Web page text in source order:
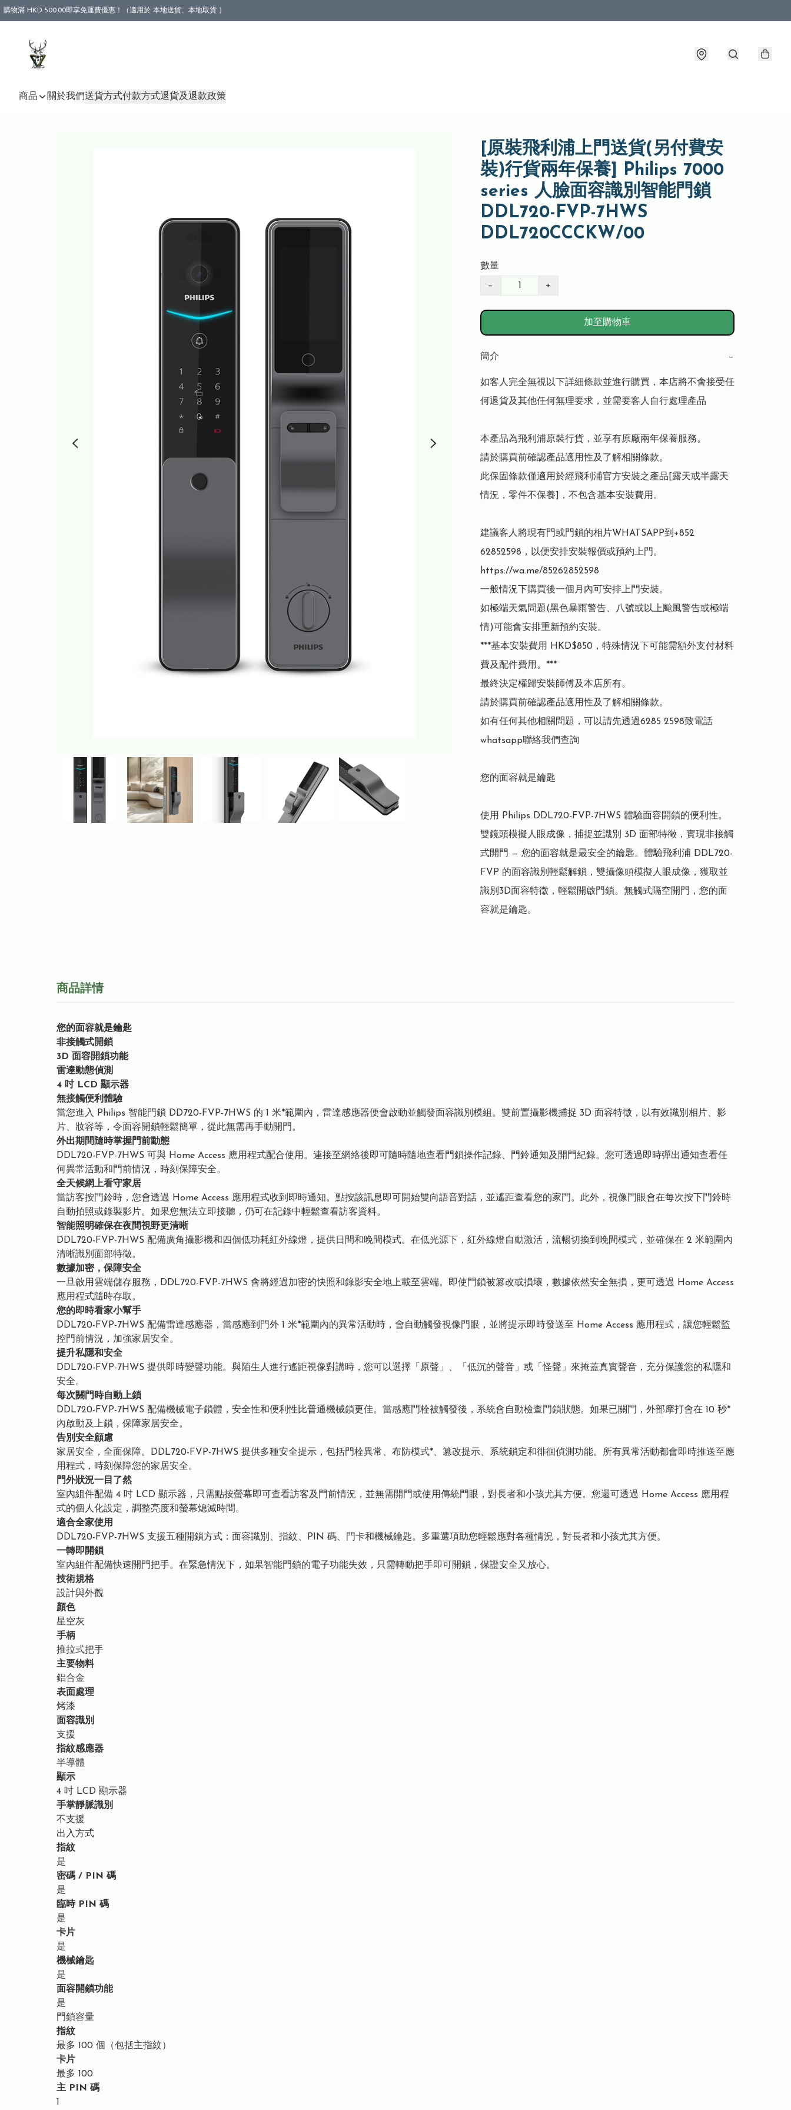
購物滿 HKD 500.00即享免運費優惠！（適用於 本地送貨、本地取貨 )
商品 關於我們送貨方式付款方式退貨及退款政策
[原裝飛利浦上門送貨(另付費安
裝)行貨兩年保養] Philips 7000
series 人臉面容識別智能門鎖
DDL720-FVP-7HWS
DDL720CCCKW/00
數量
− +
加至購物車
簡介 −
如客人完全無視以下詳細條款並進行購買，本店將不會接受任
何退貨及其他任何無理要求，並需要客人自行處理產品
本產品為飛利浦原裝行貨，並享有原廠兩年保養服務。
請於購買前確認產品適用性及了解相關條款。
此保固條款僅適用於經飛利浦官方安裝之產品[露天或半露天
情況，零件不保養]，不包含基本安裝費用。
建議客人將現有門或門鎖的相片WHATSAPP到+852
62852598，以便安排安裝報價或預約上門。
https://wa.me/85262852598
一般情況下購買後一個月內可安排上門安裝。
如極端天氣問題(黑色暴雨警告、八號或以上颱風警告或極端
情)可能會安排重新預約安裝。
***基本安裝費用 HKD$850，特殊情況下可能需額外支付材料
費及配件費用。***
最終決定權歸安裝師傅及本店所有。
請於購買前確認產品適用性及了解相關條款。
如有任何其他相關問題，可以請先透過6285 2598致電話
whatsapp聯絡我們查詢
您的面容就是鑰匙
使用 Philips DDL720-FVP-7HWS 體驗面容開鎖的便利性。
雙鏡頭模擬人眼成像，捕捉並識別 3D 面部特徵，實現非接觸
式開門 — 您的面容就是最安全的鑰匙。體驗飛利浦 DDL720-
FVP 的面容識別輕鬆解鎖，雙攝像頭模擬人眼成像，獲取並
識別3D面容特徵，輕鬆開啟門鎖。無觸式隔空開門，您的面
容就是鑰匙。
商品詳情
您的面容就是鑰匙
非接觸式開鎖
3D 面容開鎖功能
雷達動態偵測
4 吋 LCD 顯示器
無接觸便利體驗
當您進入 Philips 智能門鎖 DD720-FVP-7HWS 的 1 米*範圍內，雷達感應器便會啟動並觸發面容識別模組。雙前置攝影機捕捉 3D 面容特徵，以有效識別相片、影
片、妝容等，令面容開鎖輕鬆簡單，從此無需再手動開門。
外出期間隨時掌握門前動態
DDL720-FVP-7HWS 可與 Home Access 應用程式配合使用。連接至網絡後即可隨時隨地查看門鎖操作記錄、門鈴通知及開門紀錄。您可透過即時彈出通知查看任
何異常活動和門前情況，時刻保障安全。
全天候網上看守家居
當訪客按門鈴時，您會透過 Home Access 應用程式收到即時通知。點按該訊息即可開始雙向語音對話，並遙距查看您的家門。此外，視像門眼會在每次按下門鈴時
自動拍照或錄製影片。如果您無法立即接聽，仍可在記錄中輕鬆查看訪客資料。
智能照明確保在夜間視野更清晰
DDL720-FVP-7HWS 配備廣角攝影機和四個低功耗紅外線燈，提供日間和晚間模式。在低光源下，紅外線燈自動激活，流暢切換到晚間模式，並確保在 2 米範圍內
清晰識別面部特徵。
數據加密，保障安全
一旦啟用雲端儲存服務，DDL720-FVP-7HWS 會將經過加密的快照和錄影安全地上載至雲端。即使門鎖被篡改或損壞，數據依然安全無損，更可透過 Home Access
應用程式隨時存取。
您的即時看家小幫手
DDL720-FVP-7HWS 配備雷達感應器，當感應到門外 1 米*範圍內的異常活動時，會自動觸發視像門眼，並將提示即時發送至 Home Access 應用程式，讓您輕鬆監
控門前情況，加強家居安全。
提升私隱和安全
DDL720-FVP-7HWS 提供即時變聲功能。與陌生人進行遙距視像對講時，您可以選擇「原聲」、「低沉的聲音」或「怪聲」來掩蓋真實聲音，充分保護您的私隱和
安全。
每次關門時自動上鎖
DDL720-FVP-7HWS 配備機械電子鎖體，安全性和便利性比普通機械鎖更佳。當感應門栓被觸發後，系統會自動檢查門鎖狀態。如果已關門，外部摩打會在 10 秒*
內啟動及上鎖，保障家居安全。
告別安全顧慮
家居安全，全面保障。DDL720-FVP-7HWS 提供多種安全提示，包括門栓異常、布防模式*、篡改提示、系統鎖定和徘徊偵測功能。所有異常活動都會即時推送至應
用程式，時刻保障您的家居安全。
門外狀況一目了然
室內組件配備 4 吋 LCD 顯示器，只需點按螢幕即可查看訪客及門前情況，並無需開門或使用傳統門眼，對長者和小孩尤其方便。您還可透過 Home Access 應用程
式的個人化設定，調整亮度和螢幕熄滅時間。
適合全家使用
DDL720-FVP-7HWS 支援五種開鎖方式：面容識別、指紋、PIN 碼、門卡和機械鑰匙。多重選項助您輕鬆應對各種情況，對長者和小孩尤其方便。
一轉即開鎖
室內組件配備快速開門把手。在緊急情況下，如果智能門鎖的電子功能失效，只需轉動把手即可開鎖，保證安全又放心。
技術規格
設計與外觀
顏色
星空灰
手柄
推拉式把手
主要物料
鋁合金
表面處理
烤漆
面容識別
支援
指紋感應器
半導體
顯示
4 吋 LCD 顯示器
手掌靜脈識別
不支援
出入方式
指紋
是
密碼 / PIN 碼
是
臨時 PIN 碼
是
卡片
是
機械鑰匙
是
面容開鎖功能
是
門鎖容量
指紋
最多 100 個（包括主指紋）
卡片
最多 100
主 PIN 碼
1